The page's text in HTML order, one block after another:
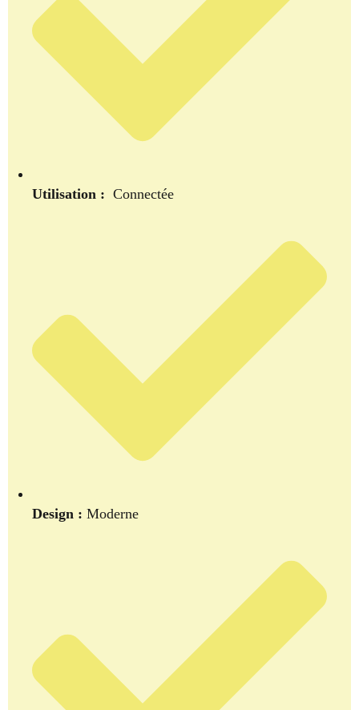
Utilisation : Connectée
Design : Moderne